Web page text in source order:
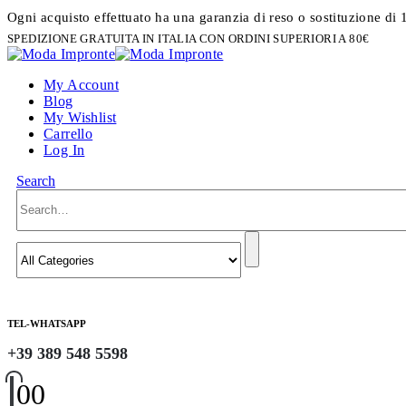
Ogni acquisto effettuato ha una garanzia di reso o sostituzione di
SPEDIZIONE GRATUITA IN ITALIA CON ORDINI SUPERIORI A 80€
My Account
Blog
My Wishlist
Carrello
Log In
Search
TEL-WHATSAPP
+39 389 548 5598
00